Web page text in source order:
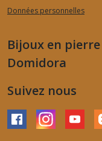
Données personnelles
Bijoux en
Domidora
Suivez nous